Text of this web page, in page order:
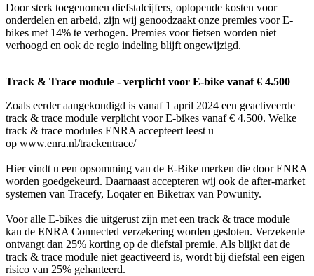
Door sterk toegenomen diefstalcijfers, oplopende kosten voor
onderdelen en arbeid, zijn wij genoodzaakt onze premies voor E-
bikes met 14% te verhogen. Premies voor fietsen worden niet
verhoogd en ook de regio indeling blijft ongewijzigd.
Track & Trace module - verplicht voor E-bike vanaf € 4.500
Zoals eerder aangekondigd is vanaf 1 april 2024 een geactiveerde
track & trace module verplicht voor E-bikes vanaf € 4.500. Welke
track & trace modules ENRA accepteert leest u
op www.enra.nl/trackentrace/
Hier vindt u een opsomming van de E-Bike merken die door ENRA
worden goedgekeurd. Daarnaast accepteren wij ook de after-market
systemen van Tracefy, Loqater en Biketrax van Powunity.
Voor alle E-bikes die uitgerust zijn met een track & trace module
kan de ENRA Connected verzekering worden gesloten. Verzekerde
ontvangt dan 25% korting op de diefstal premie. Als blijkt dat de
track & trace module niet geactiveerd is, wordt bij diefstal een eigen
risico van 25% gehanteerd.